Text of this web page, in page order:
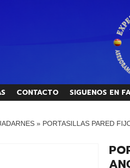
CONTACTO SIGUENOS EN
» PORTASILLAS PARED